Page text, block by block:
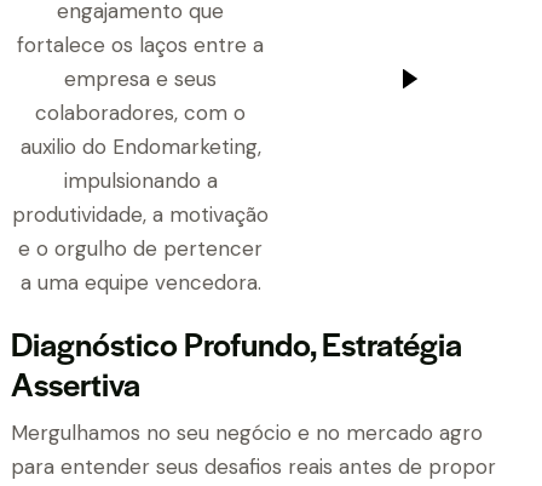
Diagnóstico Profundo, Estratégia
Assertiva
Mergulhamos no seu negócio e no mercado agro
para entender seus desafios reais antes de propor